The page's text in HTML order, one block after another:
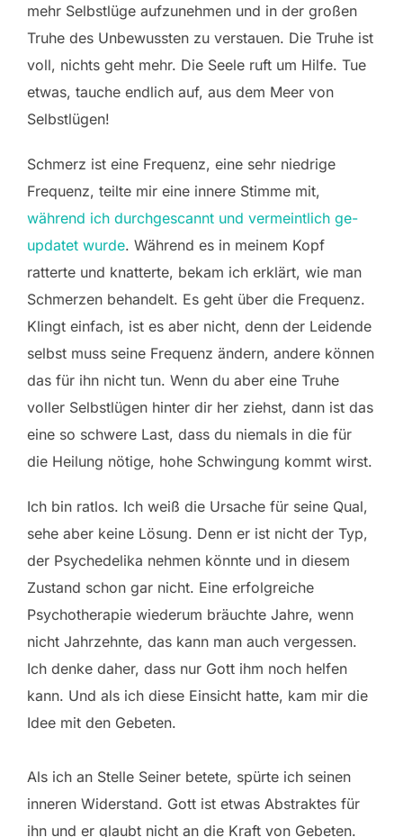
mehr Selbstlüge aufzunehmen und in der großen
Truhe des Unbewussten zu verstauen. Die Truhe ist
voll, nichts geht mehr. Die Seele ruft um Hilfe. Tue
etwas, tauche endlich auf, aus dem Meer von
Selbstlügen!
Schmerz ist eine Frequenz, eine sehr niedrige
Frequenz, teilte mir eine innere Stimme mit,
während ich durchgescannt und vermeintlich ge-
updatet wurde. Während es in meinem Kopf
ratterte und knatterte, bekam ich erklärt, wie man
Schmerzen behandelt. Es geht über die Frequenz.
Klingt einfach, ist es aber nicht, denn der Leidende
selbst muss seine Frequenz ändern, andere können
das für ihn nicht tun. Wenn du aber eine Truhe
voller Selbstlügen hinter dir her ziehst, dann ist das
eine so schwere Last, dass du niemals in die für
die Heilung nötige, hohe Schwingung kommt wirst.
Ich bin ratlos. Ich weiß die Ursache für seine Qual,
sehe aber keine Lösung. Denn er ist nicht der Typ,
der Psychedelika nehmen könnte und in diesem
Zustand schon gar nicht. Eine erfolgreiche
Psychotherapie wiederum bräuchte Jahre, wenn
nicht Jahrzehnte, das kann man auch vergessen.
Ich denke daher, dass nur Gott ihm noch helfen
kann. Und als ich diese Einsicht hatte, kam mir die
Idee mit den Gebeten.
Als ich an Stelle Seiner betete, spürte ich seinen
inneren Widerstand. Gott ist etwas Abstraktes für
ihn und er glaubt nicht an die Kraft von Gebeten.